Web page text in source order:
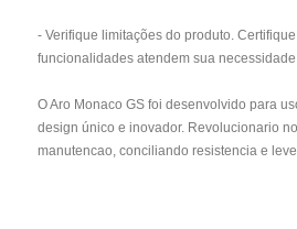
- Verifique limitações do produto.
funcionalidades atendem sua necessidade
O Aro Monaco GS foi desenvolvido para
design único e inovador. Revolucionario
manutencao, conciliando resistencia e